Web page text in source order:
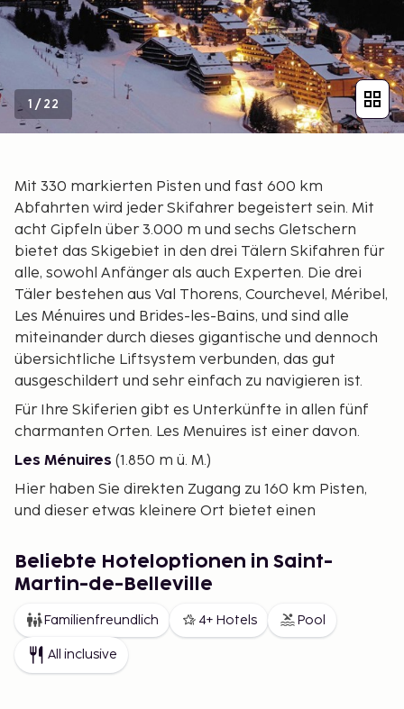
1 /22
Mit 330 markierten Pisten und fast 600 km
Abfahrten wird jeder Skifahrer begeistert sein. Mit
acht Gipfeln über 3.000 m und sechs Gletschern
bietet das Skigebiet in den drei Tälern Skifahren für
alle, sowohl Anfänger als auch Experten. Die drei
Täler bestehen aus Val Thorens, Courchevel, Méribel,
Les Ménuires und Brides-les-Bains, und sind alle
miteinander durch dieses gigantische und dennoch
übersichtliche Liftsystem verbunden, das gut
ausgeschildert und sehr einfach zu navigieren ist.
Für Ihre Skiferien gibt es Unterkünfte in allen fünf
charmanten Orten. Les Menuires ist einer davon.
Les Ménuires (1.850 m ü. M.)
Hier haben Sie direkten Zugang zu 160 km Pisten,
und dieser etwas kleinere Ort bietet einen
zu erkunden. Es ist hier etwas ruhiger, was das
Nachtleben betrifft, und daher ideal für Familien mit
Reisetipps
Wenn Sie fliegen, empfehlen wir den Flughafen
Grenoble oder Lyon. Von dort aus können Sie
Beliebte Hoteloptionen in Saint-
Martin-de-Belleville
Familienfreundlich 4+ Hotels Pool
All inclusive